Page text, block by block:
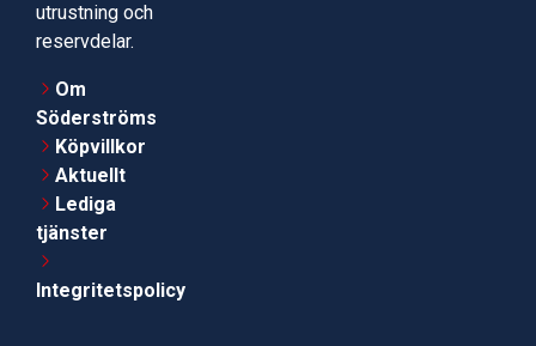
utrustning och
reservdelar.
Om
Söderströms
Köpvillkor
Aktuellt
Lediga
tjänster
Integritetspolicy